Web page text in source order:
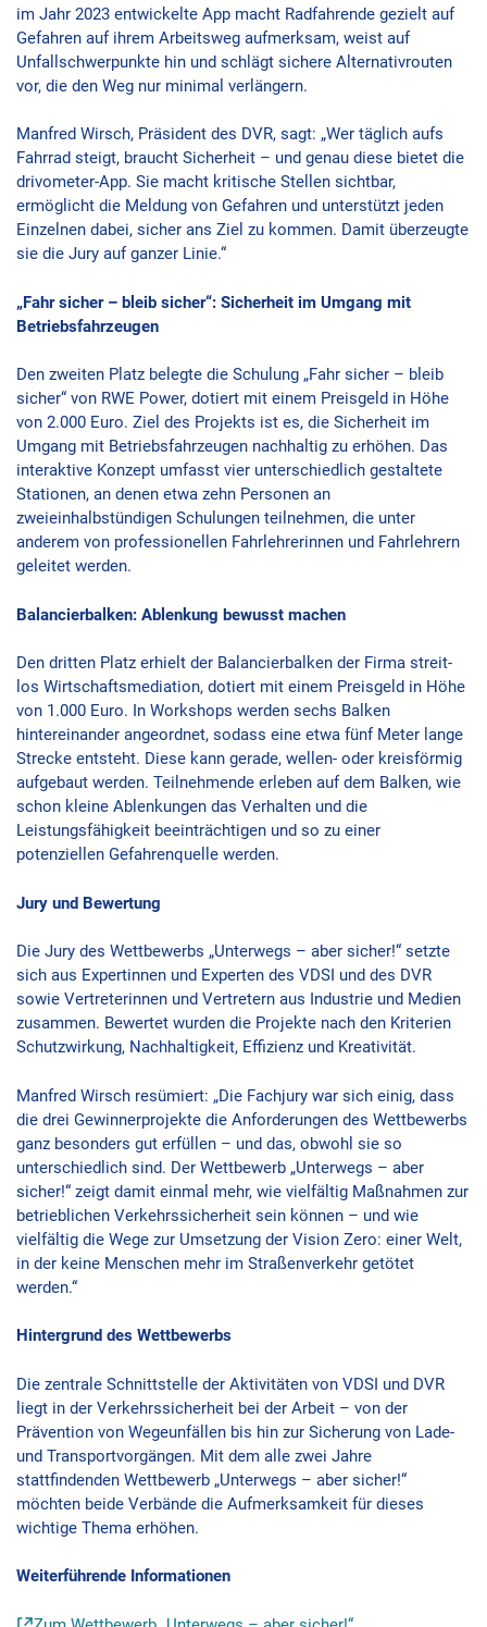
im Jahr 2023 entwickelte App macht Radfahrende gezielt auf
Gefahren auf ihrem Arbeitsweg aufmerksam, weist auf
Unfallschwerpunkte hin und schlägt sichere Alternativrouten
vor, die den Weg nur minimal verlängern.
Manfred Wirsch, Präsident des DVR, sagt: „Wer täglich aufs
Fahrrad steigt, braucht Sicherheit – und genau diese bietet die
drivometer-App. Sie macht kritische Stellen sichtbar,
ermöglicht die Meldung von Gefahren und unterstützt jeden
Einzelnen dabei, sicher ans Ziel zu kommen. Damit überzeugte
sie die Jury auf ganzer Linie.“
„Fahr sicher – bleib sicher“: Sicherheit im Umgang mit
Betriebsfahrzeugen
Den zweiten Platz belegte die Schulung „Fahr sicher – bleib
sicher“ von RWE Power, dotiert mit einem Preisgeld in Höhe
von 2.000 Euro. Ziel des Projekts ist es, die Sicherheit im
Umgang mit Betriebsfahrzeugen nachhaltig zu erhöhen. Das
interaktive Konzept umfasst vier unterschiedlich gestaltete
Stationen, an denen etwa zehn Personen an
zweieinhalbstündigen Schulungen teilnehmen, die unter
anderem von professionellen Fahrlehrerinnen und Fahrlehrern
geleitet werden.
Balancierbalken: Ablenkung bewusst machen
Den dritten Platz erhielt der Balancierbalken der Firma streit-
los Wirtschaftsmediation, dotiert mit einem Preisgeld in Höhe
von 1.000 Euro. In Workshops werden sechs Balken
hintereinander angeordnet, sodass eine etwa fünf Meter lange
Strecke entsteht. Diese kann gerade, wellen- oder kreisförmig
aufgebaut werden. Teilnehmende erleben auf dem Balken, wie
schon kleine Ablenkungen das Verhalten und die
Leistungsfähigkeit beeinträchtigen und so zu einer
potenziellen Gefahrenquelle werden.
Jury und Bewertung
Die Jury des Wettbewerbs „Unterwegs – aber sicher!“ setzte
sich aus Expertinnen und Experten des VDSI und des DVR
sowie Vertreterinnen und Vertretern aus Industrie und Medien
zusammen. Bewertet wurden die Projekte nach den Kriterien
Schutzwirkung, Nachhaltigkeit, Effizienz und Kreativität.
Manfred Wirsch resümiert: „Die Fachjury war sich einig, dass
die drei Gewinnerprojekte die Anforderungen des Wettbewerbs
ganz besonders gut erfüllen – und das, obwohl sie so
unterschiedlich sind. Der Wettbewerb „Unterwegs – aber
sicher!“ zeigt damit einmal mehr, wie vielfältig Maßnahmen zur
betrieblichen Verkehrssicherheit sein können – und wie
vielfältig die Wege zur Umsetzung der Vision Zero: einer Welt,
in der keine Menschen mehr im Straßenverkehr getötet
werden.“
Hintergrund des Wettbewerbs
Die zentrale Schnittstelle der Aktivitäten von VDSI und DVR
liegt in der Verkehrssicherheit bei der Arbeit – von der
Prävention von Wegeunfällen bis hin zur Sicherung von Lade-
und Transportvorgängen. Mit dem alle zwei Jahre
stattfindenden Wettbewerb „Unterwegs – aber sicher!“
möchten beide Verbände die Aufmerksamkeit für dieses
wichtige Thema erhöhen.
Weiterführende Informationen